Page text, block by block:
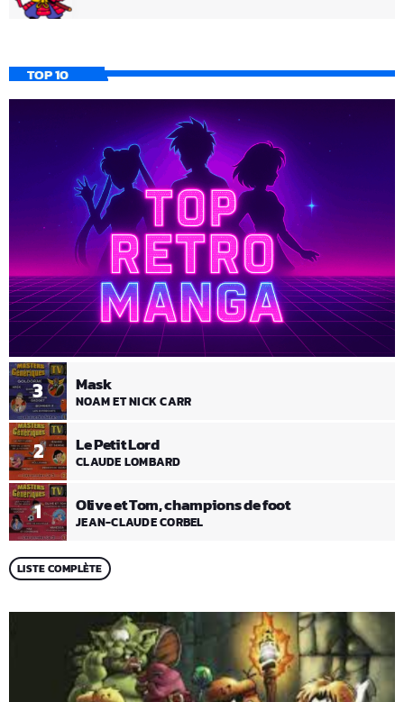
TOP 10
1 Olive et Tom, champions de foot
JEAN-CLAUDE CORBEL
2 Le Petit Lord
CLAUDE LOMBARD
3 Mask
NOAM ET NICK CARR
LISTE COMPLÈTE